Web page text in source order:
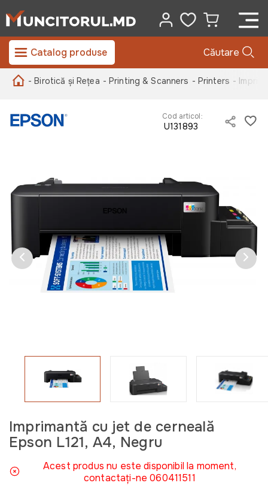
Catalog produse Căutare
- Birotică și Rețea - Printing & Scanners - Printers -
Cod articol:
U131893
Imprimantă cu jet de cerneală
Epson L121, A4, Negru
Acest produs nu este disponibil la moment,
contactați-ne 060411511